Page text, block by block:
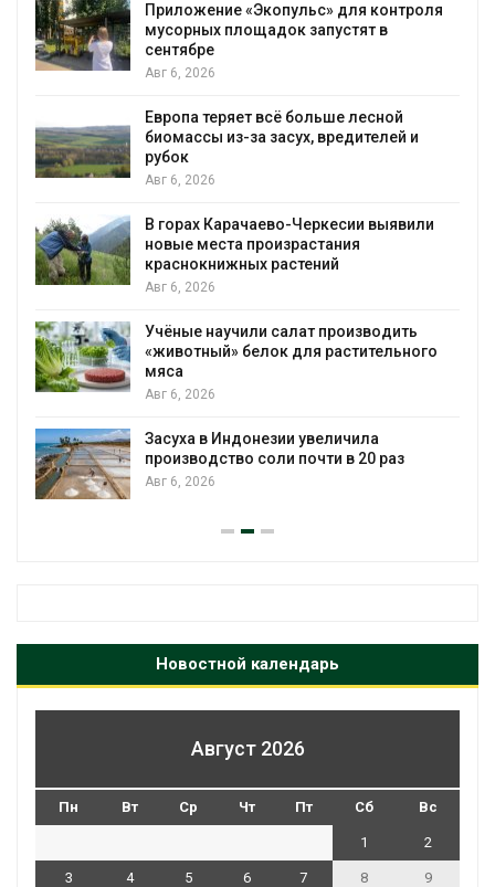
Приложение «Экопульс» для контроля
мусорных площадок запустят в
сентябре
Авг 6, 2026
Европа теряет всё больше лесной
биомассы из-за засух, вредителей и
рубок
Авг 6, 2026
В горах Карачаево-Черкесии выявили
новые места произрастания
краснокнижных растений
Авг 6, 2026
Учёные научили салат производить
«животный» белок для растительного
мяса
Авг 6, 2026
Засуха в Индонезии увеличила
производство соли почти в 20 раз
Авг 6, 2026
Новостной календарь
Август 2026
Пн Вт Ср Чт Пт Сб Вс
1 2
3 4 5 6 7 8 9